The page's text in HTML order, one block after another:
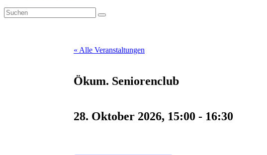
« Alle Veranstaltungen
Ökum. Seniorenclub
28. Oktober 2026, 15:00 - 16:30